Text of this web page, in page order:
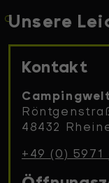
Unsere
Kontakt
48432
+49 (0)